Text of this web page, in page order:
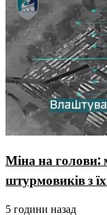
Міна на голови:
штурмовиків з
5 години назад